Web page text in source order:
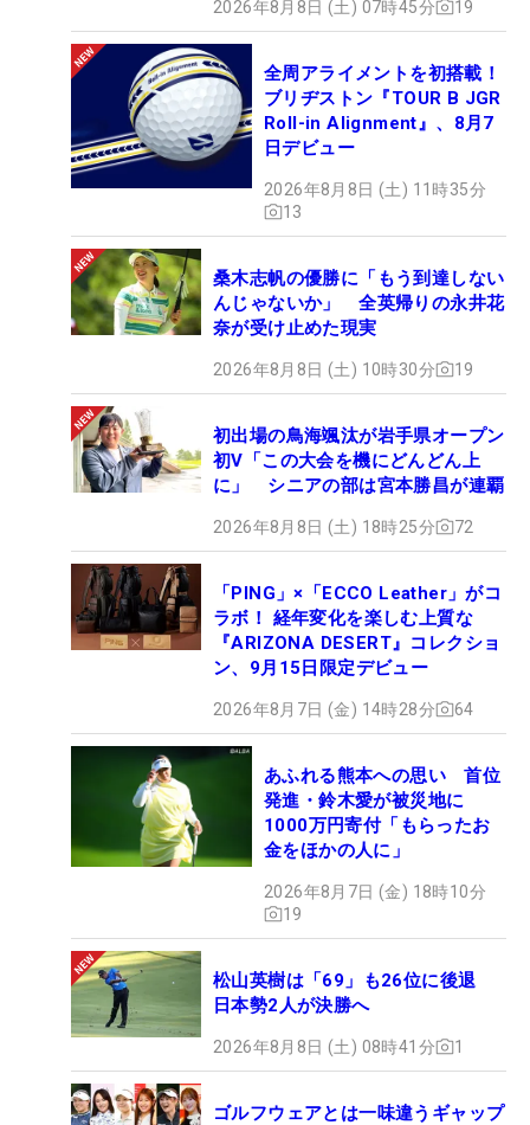
2026年8月8日 (土) 07時45分 19
全周アライメントを初搭載！
ブリヂストン『TOUR B JGR
Roll-in Alignment』、8月7
日デビュー
2026年8月8日 (土) 11時35分
13
桑木志帆の優勝に「もう到達しない
んじゃないか」 全英帰りの永井花
奈が受け止めた現実
2026年8月8日 (土) 10時30分 19
初出場の鳥海颯汰が岩手県オープン
初V「この大会を機にどんどん上
に」 シニアの部は宮本勝昌が連覇
2026年8月8日 (土) 18時25分 72
「PING」×「ECCO Leather」がコ
ラボ！ 経年変化を楽しむ上質な
『ARIZONA DESERT』コレクショ
ン、9月15日限定デビュー
2026年8月7日 (金) 14時28分 64
あふれる熊本への思い 首位
発進・鈴木愛が被災地に
1000万円寄付「もらったお
金をほかの人に」
2026年8月7日 (金) 18時10分
19
松山英樹は「69」も26位に後退
日本勢2人が決勝へ
2026年8月8日 (土) 08時41分 1
ゴルフウェアとは一味違うギャップ